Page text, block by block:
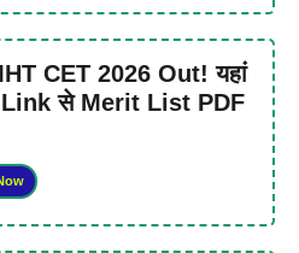
CET 2026 Out! यहां
से Merit List PDF